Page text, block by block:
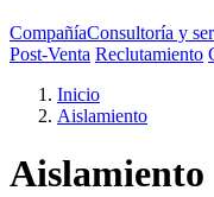
CompañíaConsultoría y
Post-Venta Reclutamiento
Inicio
Aislamiento
Aislamiento